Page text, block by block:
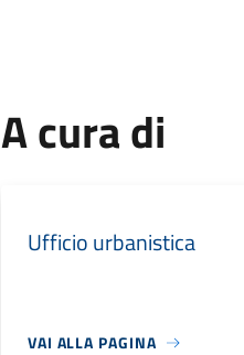
A cura di
Ufficio urbanistica
VAI ALLA PAGINA